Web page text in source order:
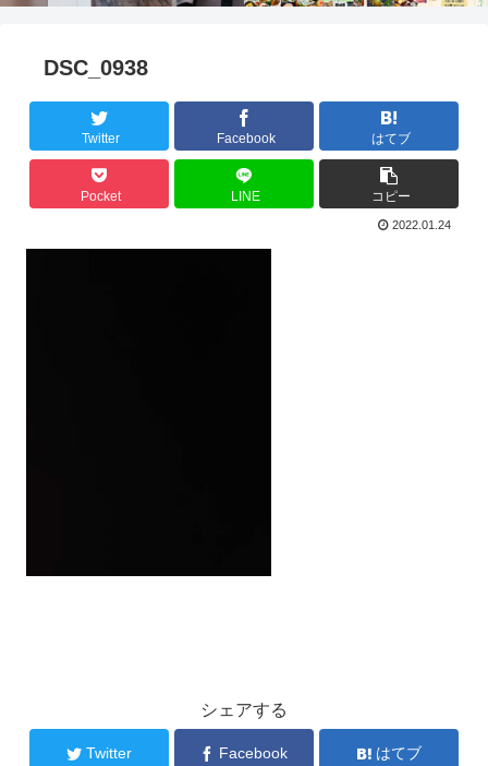
DSC_0938
Twitter Facebook はてブ
Pocket LINE コピー
2022.01.24
シェアする
Twitter Facebook はてブ